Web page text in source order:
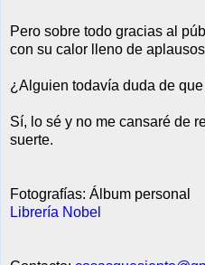
Pero sobre todo gracias al
con su calor lleno de
¿Alguien todavía duda de
Sí, lo sé y no me cansaré de
suerte.
Fotografías: Álbum personal
Librería Nobel